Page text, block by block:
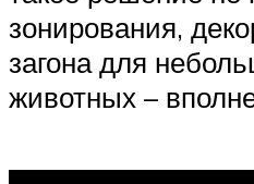
зонирования,
загона для
животных –